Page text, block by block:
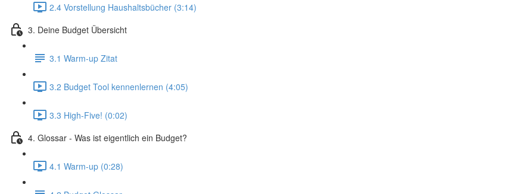
2.4 Vorstellung Haushaltsbücher (3:14)
3. Deine Budget Übersicht
3.1 Warm-up Zitat
3.2 Budget Tool kennenlernen (4:05)
3.3 High-Five! (0:02)
4. Glossar - Was ist eigentlich ein Budget?
4.1 Warm-up (0:28)